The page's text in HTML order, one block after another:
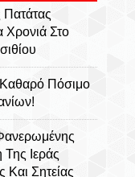
Πατάτας
Χρονιά Στο
Πόσιμο
Ιεράς
Σητείας